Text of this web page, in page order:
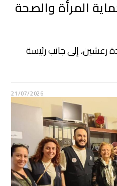
المرأة والصحة
من بلدة رعشين، إلى جانب رئيسة
21/07/2026